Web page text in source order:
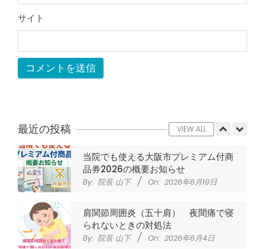
サイト
最近の投稿 VIEW ALL
自分で貼れるテーピングのご紹介
痛い！膝蓋靭帯炎になってしまったら
サポーターはつけるべき？
By: 院長 山下
2026年7月11日
当院でも使える大阪市プレミアム付商
品券2026の概要お知らせ
By: 院長 山下 On: 2026年6月19日
肩関節周囲炎（五十肩） 夜間痛で寝
られないときの対処法
By: 院長 山下 On: 2026年6月4日